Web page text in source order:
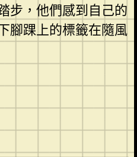
步，他們感到自己的
腳踝上的標籤在隨風